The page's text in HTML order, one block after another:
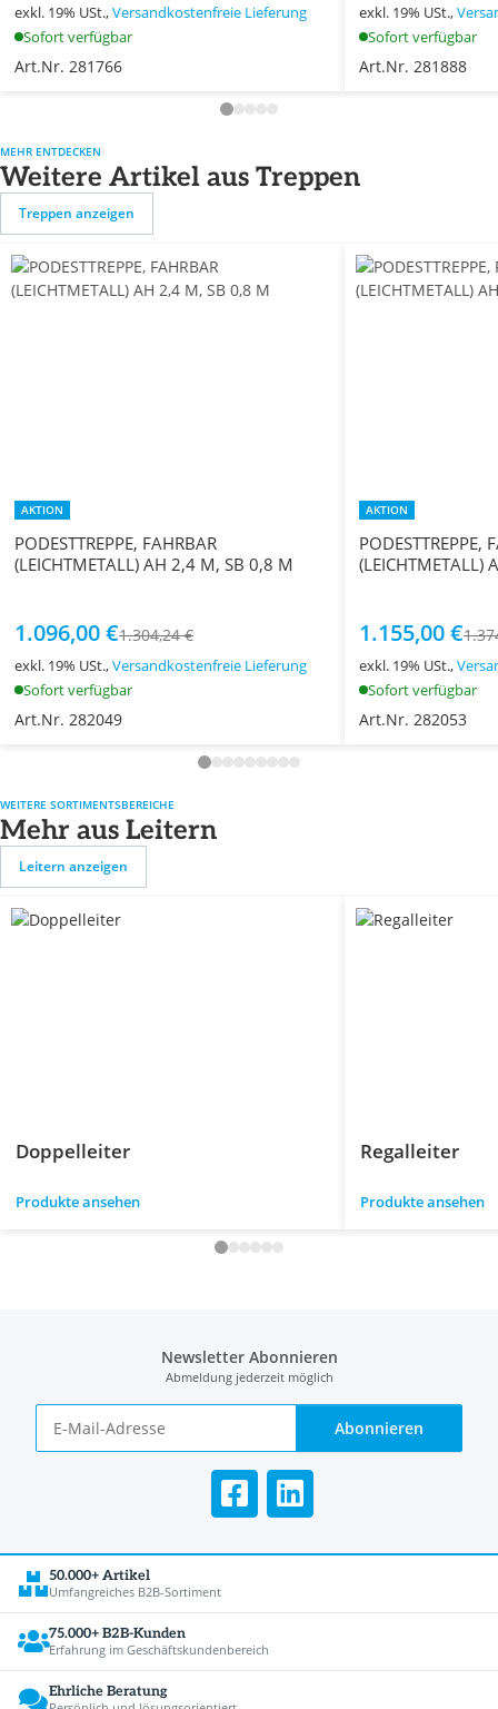
exkl. 19% USt.,Versandkostenfreie Lieferung
Sofort verfügbar
Art.Nr. 281766
exkl. 19% USt.,
Sofort verfügbar
Art.Nr. 281888
MEHR ENTDECKEN
Weitere Artikel aus Treppen
Treppen anzeigen
AKTION
PODESTTREPPE, FAHRBAR
(LEICHTMETALL) AH 2,4 M, SB 0,8 M
1.096,00 €1.304,24 €
exkl. 19% USt.,Versandkostenfreie Lieferung
Sofort verfügbar
Art.Nr. 282049
AKTION
PODESTTREPPE,
(LEICHTMETALL)
1.155,00 €
exkl. 19% USt.,
Sofort verfügbar
Art.Nr. 282053
WEITERE SORTIMENTSBEREICHE
Mehr aus Leitern
Leitern anzeigen
Doppelleiter
Produkte ansehen
Regalleiter
Produkte ansehen
Newsletter Abonnieren
Abmeldung jederzeit möglich
Abonnieren
50.000+ Artikel
Umfangreiches B2B-Sortiment
75.000+ B2B-Kunden
Erfahrung im Geschäftskundenbereich
Ehrliche Beratung